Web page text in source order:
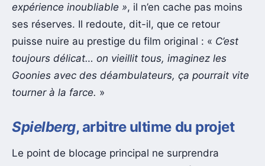
expérience inoubliable », il n’en cache pas moins
ses réserves. Il redoute, dit-il, que ce retour
puisse nuire au prestige du film original : « C’est
toujours délicat… on vieillit tous, imaginez les
Goonies avec des déambulateurs, ça pourrait vite
tourner à la farce. »
Spielberg, arbitre ultime du projet
Le point de blocage principal ne surprendra